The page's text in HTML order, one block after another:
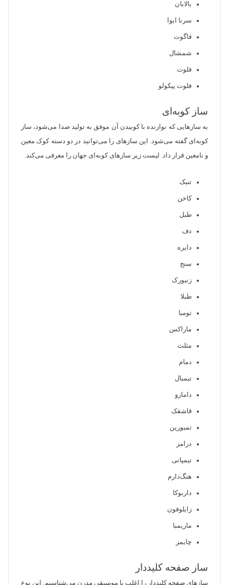
بالابان
سرنا ابوا
فاگوت
شمشال
فلوت
فلوت پیکولو
ساز کوبه‌ای
به سازهایی که نوازنده با کوبیدن آن موفق به تولید صدا می‌شود، ساز
کوبه‌ای گفته می‌شود. این سازهای را می‌توانید در دو دسته کوک معین
و نامعین قرار داد. لیست زیر سازهای کوبه‌ای جهان را معرفی می‌کند.
تنبک
کاخن
طبل
دف
دایره
سنج
زنبورک
طبلا
تومبا
ماراکس
مثلث
دمام
تیمبال
دامارو
قاشقک
تمبورین
درامز
تیمپانی
هنگ‌دارم
داربوکا
زایلوفون
ماریمبا
چایمز
ساز صفحه کلیددار
سازهای صفحه کلیددار را اغلب با موسیقی مدرن می‌شناسیم. این نوع